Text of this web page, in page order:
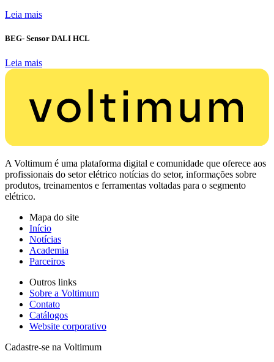
Leia mais
BEG- Sensor DALI HCL
Leia mais
A Voltimum é uma plataforma digital e comunidade que oferece aos
profissionais do setor elétrico notícias do setor, informações sobre
produtos, treinamentos e ferramentas voltadas para o segmento
elétrico.
Mapa do site
Início
Notícias
Academia
Parceiros
Outros links
Sobre a Voltimum
Contato
Catálogos
Website corporativo
Cadastre-se na Voltimum